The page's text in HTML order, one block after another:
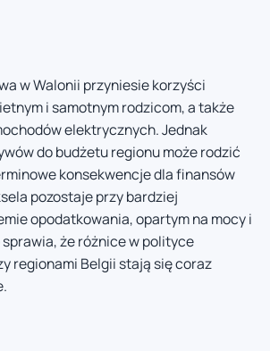
w Walonii przyniesie korzyści
i samotnym rodzicom, a także
elektrycznych. Jednak
do budżetu regionu może rodzić
konsekwencje dla finansów
pozostaje przy bardziej
opodatkowania, opartym na mocy i
że różnice w polityce
regionami Belgii stają się coraz